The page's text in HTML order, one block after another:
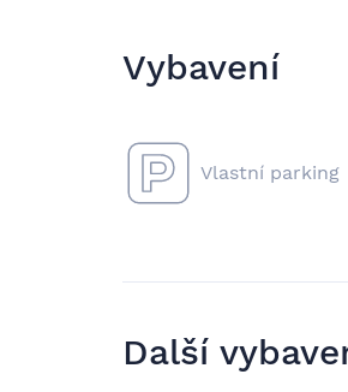
Vybavení
Vlastní parking
Další